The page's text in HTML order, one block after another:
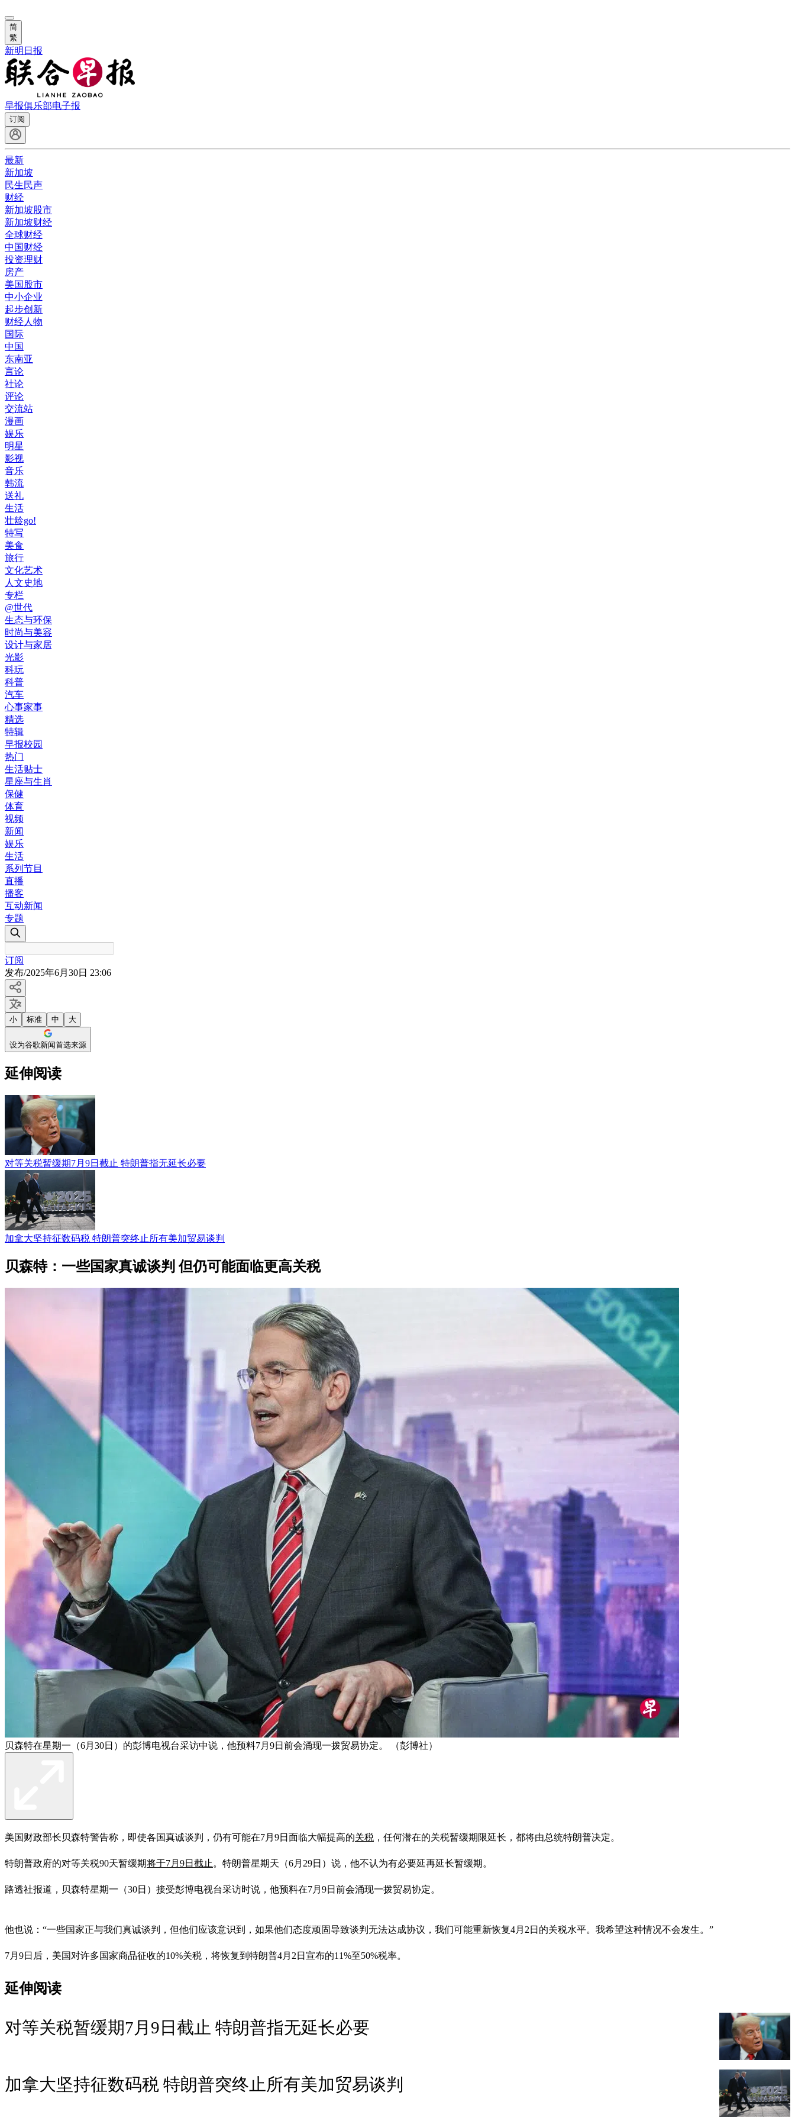
简
繁
新明日报
早报俱乐部电子报
订阅
最新
新加坡
民生民声
财经
新加坡股市
新加坡财经
全球财经
中国财经
投资理财
房产
美国股市
中小企业
起步创新
财经人物
国际
中国
东南亚
言论
社论
评论
交流站
漫画
娱乐
明星
影视
音乐
韩流
送礼
生活
壮龄go!
特写
美食
旅行
文化艺术
人文史地
专栏
@世代
生态与环保
时尚与美容
设计与家居
光影
科玩
科普
汽车
心事家事
精选
特辑
早报校园
热门
生活贴士
星座与生肖
保健
体育
视频
新闻
娱乐
生活
系列节目
直播
播客
互动新闻
专题
订阅
发布/2025年6月30日 23:06
小 标准 中 大
设为谷歌新闻首选来源
延伸阅读
对等关税暂缓期7月9日截止 特朗普指无延长必要
加拿大坚持征数码税 特朗普突终止所有美加贸易谈判
贝森特：一些国家真诚谈判 但仍可能面临更高关税
贝森特在星期一（6月30日）的彭博电视台采访中说，他预料7月9日前会涌现一拨贸易协定。 （彭博社）
美国财政部长贝森特警告称，即使各国真诚谈判，仍有可能在7月9日面临大幅提高的关税 ，任何潜在的关税暂缓期限延长，都将由总统特朗普决定。
特朗普政府的对等关税90天暂缓期将于7月9日截止 。特朗普星期天（6月29日）说，他不认为有必要延再延长暂缓期。
路透社报道，贝森特星期一（30日）接受彭博电视台采访时说，他预料在7月9日前会涌现一拨贸易协定。
他也说：“一些国家正与我们真诚谈判，但他们应该意识到，如果他们态度顽固导致谈判无法达成协议，我们可能重新恢复4月2日的关税水平。我希望这种情况不会发生。”
7月9日后，美国对许多国家商品征收的10%关税，将恢复到特朗普4月2日宣布的11%至50%税率。
延伸阅读
对等关税暂缓期7月9日截止 特朗普指无延长必要
加拿大坚持征数码税 特朗普突终止所有美加贸易谈判